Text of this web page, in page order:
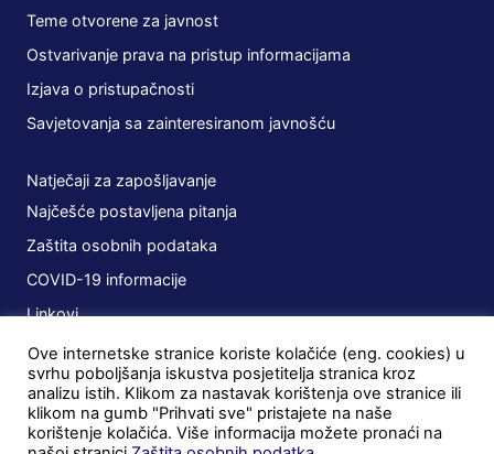
Teme otvorene za javnost
Ostvarivanje prava na pristup informacijama
Izjava o pristupačnosti
Savjetovanja sa zainteresiranom javnošću
Natječaji za zapošljavanje
Najčešće postavljena pitanja
Zaštita osobnih podataka
COVID-19 informacije
Linkovi
Planovi
Javna nabava
Ugovori
Ove internetske stranice koriste kolačiće (eng. cookies) u
svrhu poboljšanja iskustva posjetitelja stranica kroz
analizu istih. Klikom za nastavak korištenja ove stranice ili
klikom na gumb "Prihvati sve" pristajete na naše
korištenje kolačića. Više informacija možete pronaći na